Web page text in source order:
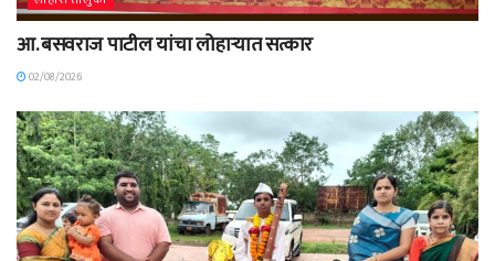
आ. बसवराज पाटील यांचा लोहाऱ्यात सत्कार
02/08/2026